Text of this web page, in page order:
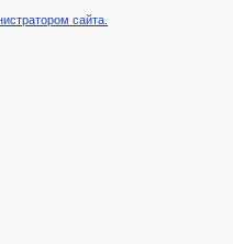
сайта.